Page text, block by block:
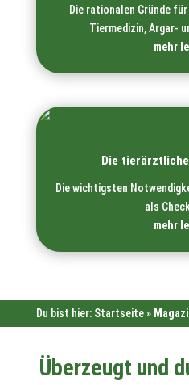
Die rationalen Gründe
Tiermedizin, Argar-
mehr
Die
Die wichtigsten
als
mehr
Du bist hier: Startseite»
Überzeugt und